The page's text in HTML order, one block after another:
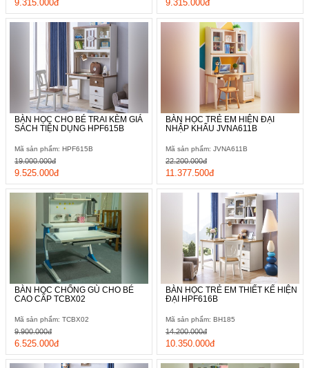
9.315.000đ 9.315.000đ
BÀN HỌC CHO BÉ TRAI KÈM GIÁ
SÁCH TIỆN DỤNG HPF615B
Mã sản phẩm: HPF615B
9.525.000đ
19.000.000đ
BÀN HỌC TRẺ EM HIỆN ĐẠI
NHẬP KHẨU JVNA611B
Mã sản phẩm: JVNA611B
11.377.500đ
22.200.000đ
BÀN HỌC CHỐNG GÙ CHO BÉ
CAO CẤP TCBX02
Mã sản phẩm: TCBX02
6.525.000đ
9.900.000đ
BÀN HỌC TRẺ EM THIẾT KẾ HIỆN
ĐẠI HPF616B
Mã sản phẩm: BH185
10.350.000đ
14.200.000đ